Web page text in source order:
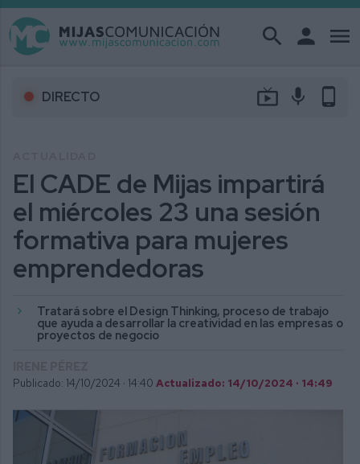
search person menu
DIRECTO live_tv mic phone_android
El CADE de Mijas impartirá
el miércoles 23 una sesión
formativa para mujeres
emprendedoras
Tratará sobre el Design Thinking, proceso de trabajo
que ayuda a desarrollar la creatividad en las empresas o
proyectos de negocio
Publicado: 14/10/2024 · 14:40 Actualizado: 14/10/2024 · 14:49